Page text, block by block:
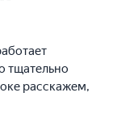
тщательно
расскажем,